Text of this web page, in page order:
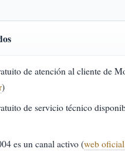
de atención al cliente de
)
de servicio técnico
es un canal activo (web